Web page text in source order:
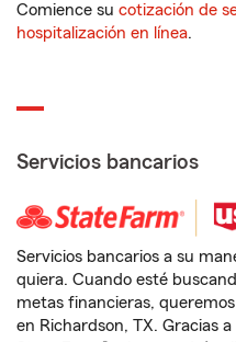
Comience su cotización de
hospitalización en línea.
Servicios bancarios
Servicios bancarios a su
quiera. Cuando esté
metas financieras,
en Richardson, TX. Gracias